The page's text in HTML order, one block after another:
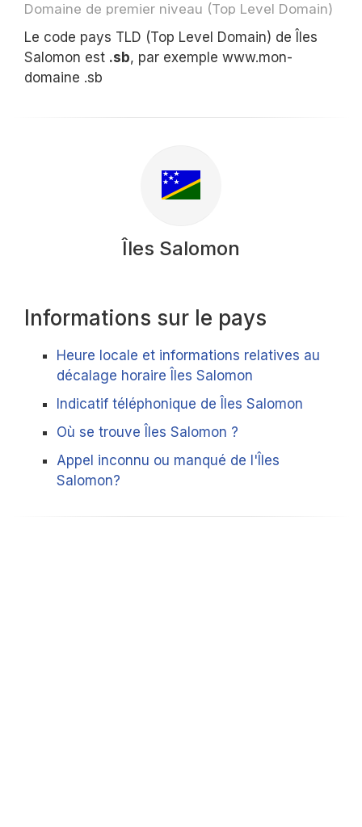
Domaine de premier niveau (Top Level Domain)
Le code pays TLD (Top Level Domain) de Îles
Salomon est .sb, par exemple www.mon-
domaine .sb
Îles Salomon
Informations sur le pays
Heure locale et informations relatives au
décalage horaire Îles Salomon
Indicatif téléphonique de Îles Salomon
Où se trouve Îles Salomon ?
Appel inconnu ou manqué de l'Îles
Salomon?